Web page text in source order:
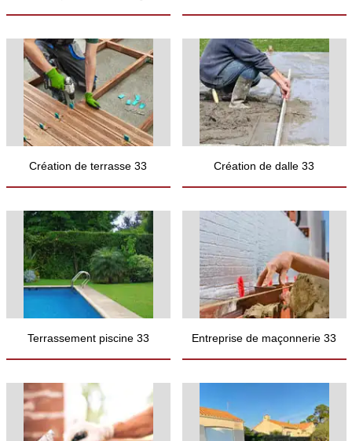
Création de terrasse 33 Création de dalle 33
Terrassement piscine 33 Entreprise de maçonnerie 33